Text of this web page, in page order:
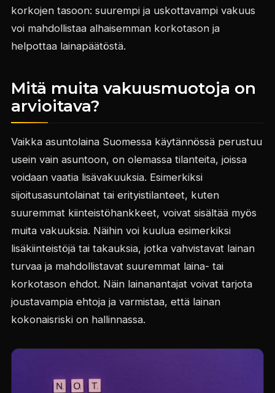
korkojen tasoon: suurempi ja uskottavampi vakuus
voi mahdollistaa alhaisemman korkotason ja
helpottaa lainapäätöstä.
Mitä muita vakuusmuotoja on
arvioitava?
Vaikka asuntolaina Suomessa käytännössä perustuu
usein vain asuntoon, on olemassa tilanteita, joissa
voidaan vaatia lisävakuuksia. Esimerkiksi
sijoitusasuntolainat tai erityistilanteet, kuten
suuremmat kiinteistöhankkeet, voivat sisältää myös
muita vakuuksia. Näihin voi kuulua esimerkiksi
lisäkiinteistöjä tai takauksia, jotka vahvistavat lainan
turvaa ja mahdollistavat suuremmat laina- tai
korkotason ehdot. Näin lainanantajat voivat tarjota
joustavampia ehtoja ja varmistaa, että lainan
kokonaisriski on hallinnassa.